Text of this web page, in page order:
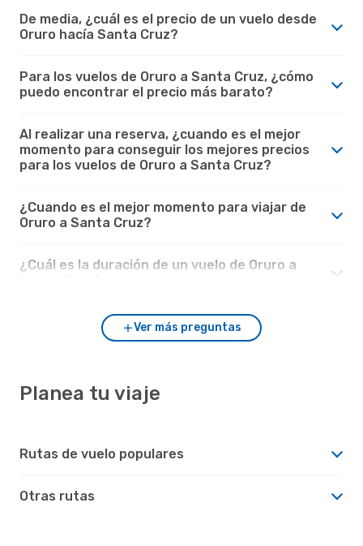
De media, ¿cuál es el precio de un vuelo desde
Oruro hacía Santa Cruz?
Para los vuelos de Oruro a Santa Cruz, ¿cómo
puedo encontrar el precio más barato?
Al realizar una reserva, ¿cuando es el mejor
momento para conseguir los mejores precios
para los vuelos de Oruro a Santa Cruz?
¿Cuando es el mejor momento para viajar de
Oruro a Santa Cruz?
¿Cuál es la duración de un vuelo de Oruro a
Ver más preguntas
Planea tu viaje
Rutas de vuelo populares
Otras rutas